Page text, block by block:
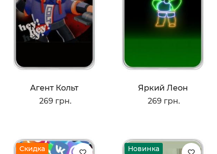
Агент Кольт
269 грн.
Яркий Леон
269 грн.
Скидка Новинка